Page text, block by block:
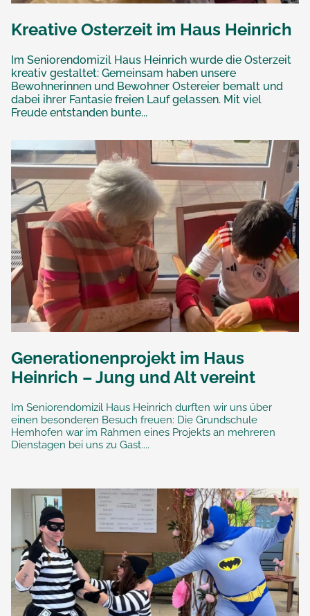
Kreative Osterzeit im Haus Heinrich
Im Seniorendomizil Haus Heinrich wurde die Osterzeit
kreativ gestaltet: Gemeinsam haben unsere
Bewohnerinnen und Bewohner Ostereier bemalt und
dabei ihrer Fantasie freien Lauf gelassen. Mit viel
Freude entstanden bunte...
Generationenprojekt im Haus
Heinrich – Jung und Alt vereint
Im Seniorendomizil Haus Heinrich durften wir uns über
einen besonderen Besuch freuen: Die Grundschule
Hemhofen war im Rahmen eines Projekts an mehreren
Dienstagen bei uns zu Gast....